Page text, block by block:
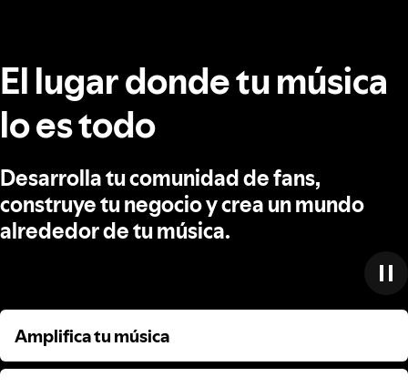
El lugar donde tu música
lo es todo
Desarrolla tu comunidad de fans,
construye tu negocio y crea un mundo
alrededor de tu música.
Amplifica tu música
Amplifica tu música